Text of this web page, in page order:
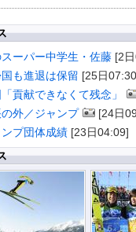
ーパー中学生・佐藤 [2
も進退は保留 [25日
貢献できなくて残念」
外／ジャンプ
[24日
プ団体成績 [23日04:09]